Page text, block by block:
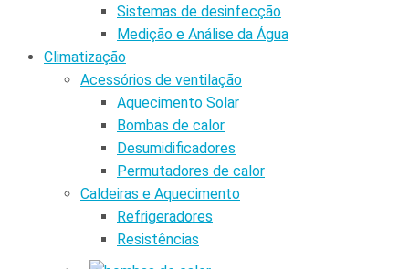
Sistemas de desinfecção
Medição e Análise da Água
Climatização
Acessórios de ventilação
Aquecimento Solar
Bombas de calor
Desumidificadores
Permutadores de calor
Caldeiras e Aquecimento
Refrigeradores
Resistências